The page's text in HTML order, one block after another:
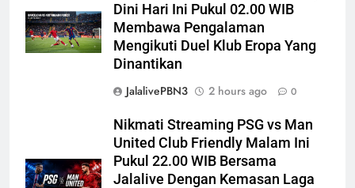
Dini Hari Ini Pukul 02.00 WIB
Membawa Pengalaman
Mengikuti Duel Klub Eropa Yang
Dinantikan
JalalivePBN3
2 hours ago 0
Nikmati Streaming PSG vs Man
United Club Friendly Malam Ini
Pukul 22.00 WIB Bersama
Jalalive Dengan Kemasan Laga